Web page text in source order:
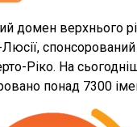
домен верхнього
Люсії, спонсорований
Ріко. На
понад 7300